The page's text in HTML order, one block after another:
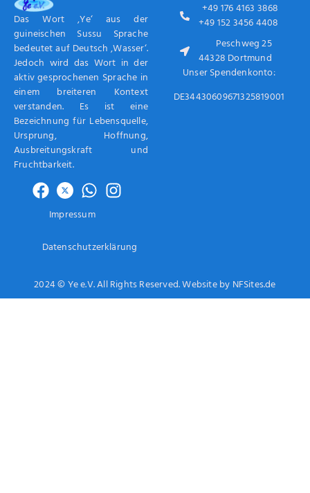
Das Wort ‚Ye‘ aus der
guineischen Sussu Sprache
bedeutet auf Deutsch ‚Wasser‘.
Jedoch wird das Wort in der
aktiv gesprochenen Sprache in
einem breiteren Kontext
verstanden. Es ist eine
Bezeichnung für Lebensquelle,
Ursprung, Hoffnung,
Ausbreitungskraft und
Fruchtbarkeit.
Impressum
Datenschutzerklärung
+49 176 4163 3868
+49 152 3456 4408
Peschweg 25
44328 Dortmund
Unser Spendenkonto:
DE34430609671325819001
2024 © Ye e.V. All Rights Reserved. Website by NFSites.de